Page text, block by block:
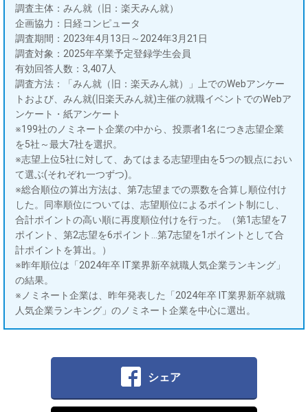
調査主体：みん就（旧：楽天みん就）
企画協力：日経コンピュータ
調査期間：2023年4月13日～2024年3月21日
調査対象：2025年卒業予定登録学生会員
有効回答人数：3,407人
調査方法：「みん就（旧：楽天みん就）」上でのWebアンケー
トおよび、みん就(旧楽天みん就)主催の就職イベントでのWebア
ンケート・紙アンケート
※199社のノミネート企業の中から、投票者1名につき志望企業
を5社～最大7社を選択。
※志望上位5社に対して、あてはまる志望理由を5つの観点におい
て選ぶ(それぞれ一つずつ)。
※総合順位の算出方法は、第7志望までの票数を合算し順位付け
した。同率順位については、志望順位によるポイント制にし、
合計ポイントの高い順に再度順位付けを行った。（第1志望を7
ポイント、第2志望を6ポイント…第7志望を1ポイントとして合
計ポイントを算出。）
※昨年順位は「2024年卒 IT業界新卒就職人気企業ランキング」
の結果。
※ノミネート企業は、昨年発表した「2024年卒 IT業界新卒就職
人気企業ランキング」のノミネート企業を中心に選出。
シェア